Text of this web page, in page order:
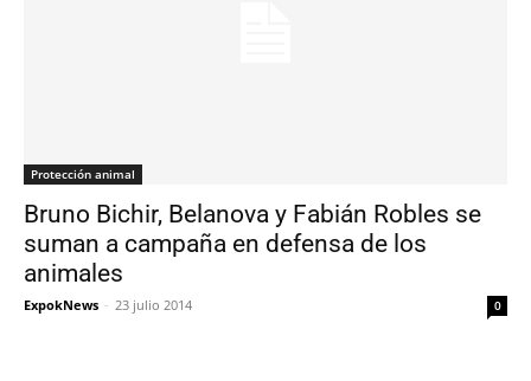
Protección animal
Bruno Bichir, Belanova y Fabián Robles se
suman a campaña en defensa de los
animales
ExpokNews - 23 julio 2014 0